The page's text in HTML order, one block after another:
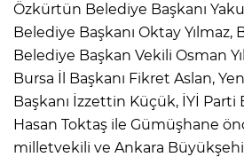
Özkürtün Belediye Başkanı
Belediye Başkanı Oktay
Belediye Başkan Vekili Osman
Bursa İl Başkanı Fikret Aslan,
Başkanı İzzettin Küçük, İYİ
Hasan Toktaş ile Gümüşhane
milletvekili ve Ankara